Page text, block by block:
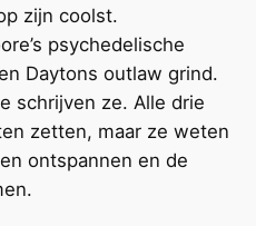
zijn coolst.
psychedelische
Daytons outlaw grind.
schrijven ze. Alle drie
zetten, maar ze weten
ontspannen en de